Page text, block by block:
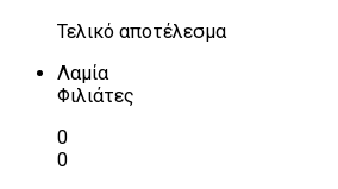
Τελικό αποτέλεσμα
Λαμία
Φιλιάτες
0
0